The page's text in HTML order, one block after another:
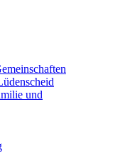
und